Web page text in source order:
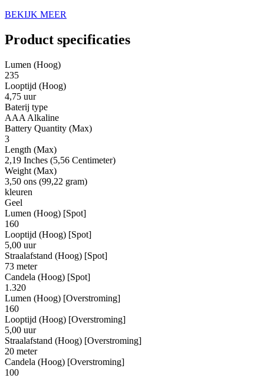
BEKIJK MEER
Product specificaties
Lumen (Hoog)
235
Looptijd (Hoog)
4,75 uur
Baterij type
AAA Alkaline
Battery Quantity (Max)
3
Length (Max)
2,19 Inches (5,56 Centimeter)
Weight (Max)
3,50 ons (99,22 gram)
kleuren
Geel
Lumen (Hoog) [Spot]
160
Looptijd (Hoog) [Spot]
5,00 uur
Straalafstand (Hoog) [Spot]
73 meter
Candela (Hoog) [Spot]
1.320
Lumen (Hoog) [Overstroming]
160
Looptijd (Hoog) [Overstroming]
5,00 uur
Straalafstand (Hoog) [Overstroming]
20 meter
Candela (Hoog) [Overstroming]
100